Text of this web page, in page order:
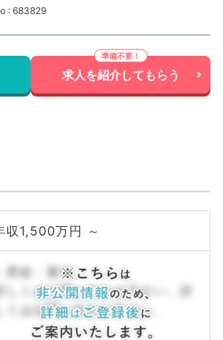
: 683829
求人を紹介してもらう
収1,500万円 ～
・昇給・賞与
しくはお問い合わせ下さい。詳
しくはお問い合わせ下さい。